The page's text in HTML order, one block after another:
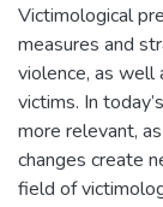
Victimological
measures and
violence, as
victims. In
more relevant,
changes create
field of